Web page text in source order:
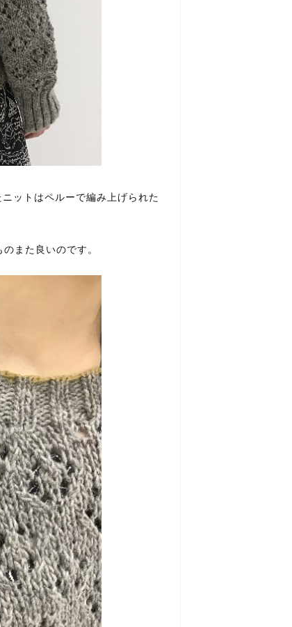
ットはペルーで編み上げられた
また良いのです。